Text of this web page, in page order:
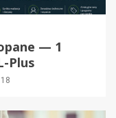
— 1
Plus
18